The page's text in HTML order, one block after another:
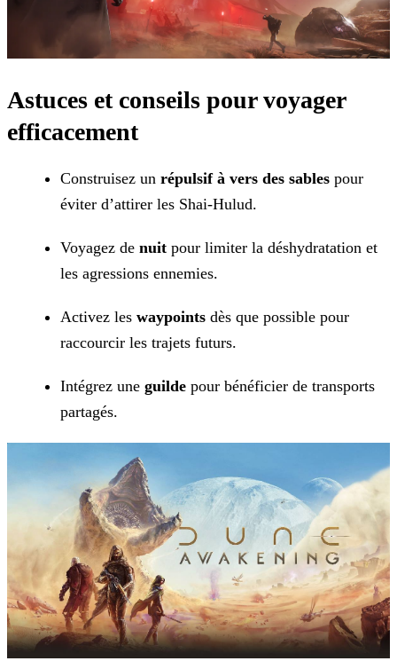
Astuces et conseils pour voyager
efficacement
Construisez un répulsif à vers des sables pour
éviter d’attirer les Shai-Hulud.
Voyagez de nuit pour limiter la déshydratation et
les agressions ennemies.
Activez les waypoints dès que possible pour
raccourcir les trajets futurs.
Intégrez une guilde pour bénéficier de transports
partagés.